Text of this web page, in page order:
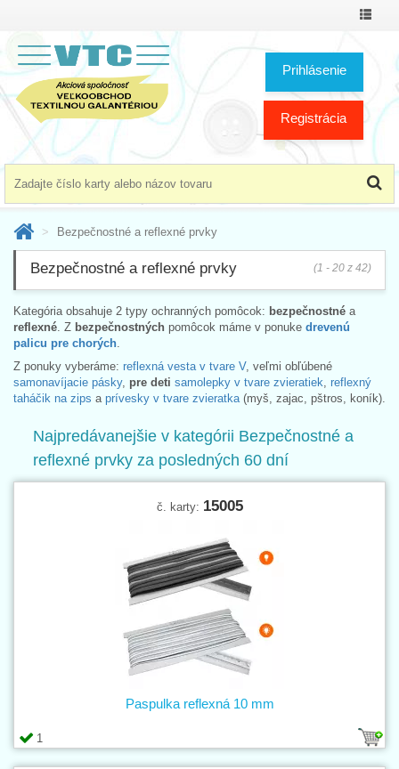
Prepnúť
Prihlásenie
Registrácia
Bezpečnostné a reflexné prvky
Bezpečnostné a reflexné prvky (1 - 20 z 42)
Kategória obsahuje 2 typy ochranných pomôcok: bezpečnostné a
reflexné . Z bezpečnostných pomôcok máme v ponuke drevenú
palicu pre chorých
Z ponuky vyberáme: reflexná vesta v tvare V, veľmi obľúbené
samonavíjacie pásky, pre deti samolepky v tvare zvieratiek reflexný
taháčik na zips a prívesky v tvare zvieratka (myš, zajac, pštros, koník).
Najpredávanejšie v kategórii Bezpečnostné a
reflexné prvky za posledných 60 dní
č. karty: 15005
1
Paspulka reflexná 10 mm